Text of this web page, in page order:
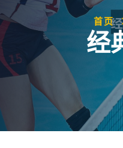
首页
经